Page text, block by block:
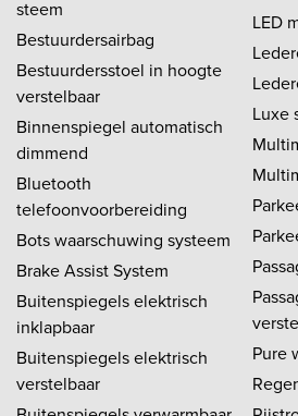
steem
Bestuurdersairbag
Bestuurdersstoel in hoogte
verstelbaar
Binnenspiegel automatisch
dimmend
Bluetooth
telefoonvoorbereiding
Bots waarschuwing systeem
Brake Assist System
Buitenspiegels elektrisch
inklapbaar
Buitenspiegels elektrisch
verstelbaar
LED
Luxe
Pure